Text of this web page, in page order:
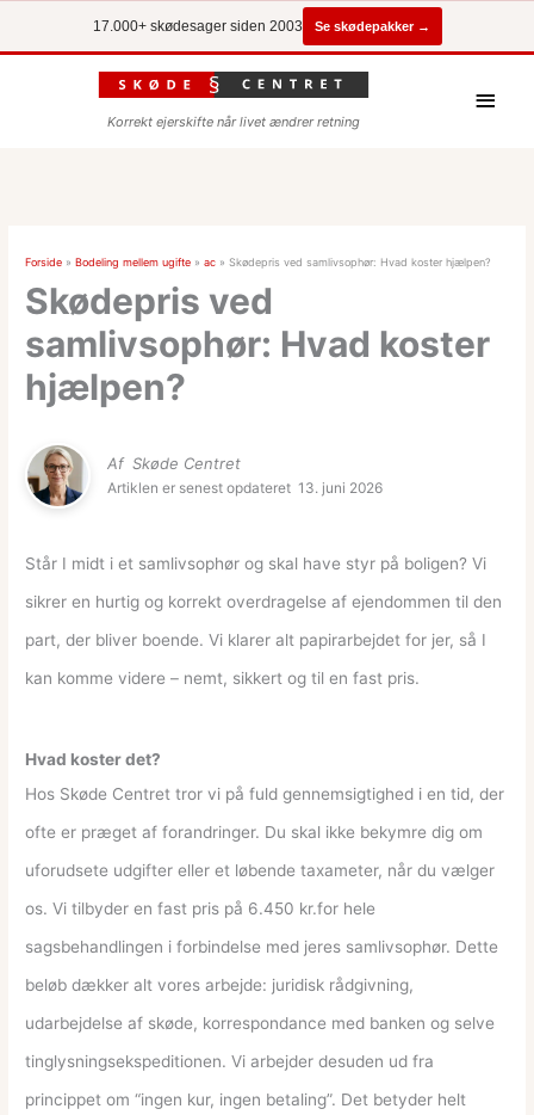
17.000+ skødesager siden 2003 Se skødepakker →
Korrekt ejerskifte når livet ændrer retning
Forside »Bodeling mellem ugifte »ac »Skødepris ved samlivsophør: Hvad koster hjælpen?
Skødepris ved
samlivsophør: Hvad koster
hjælpen?
Af Skøde Centret
Artiklen er senest opdateret 13. juni 2026
Står I midt i et samlivsophør og skal have styr på boligen? Vi
sikrer en hurtig og korrekt overdragelse af ejendommen til den
part, der bliver boende. Vi klarer alt papirarbejdet for jer, så I
kan komme videre – nemt, sikkert og til en fast pris.
Hvad koster det?
Hos Skøde Centret tror vi på fuld gennemsigtighed i en tid, der
ofte er præget af forandringer. Du skal ikke bekymre dig om
uforudsete udgifter eller et løbende taxameter, når du vælger
os. Vi tilbyder en fast pris på 6.450 kr.for hele
sagsbehandlingen i forbindelse med jeres samlivsophør. Dette
beløb dækker alt vores arbejde: juridisk rådgivning,
udarbejdelse af skøde, korrespondance med banken og selve
tinglysningsekspeditionen. Vi arbejder desuden ud fra
princippet om “ingen kur, ingen betaling”. Det betyder helt